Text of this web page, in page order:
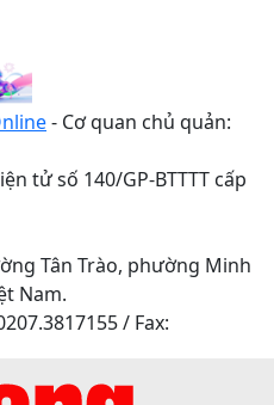
- Cơ quan chủ quản:
tử số 140/GP-BTTTT cấp
Tân Trào, phường Minh
Nam.
/ Fax: